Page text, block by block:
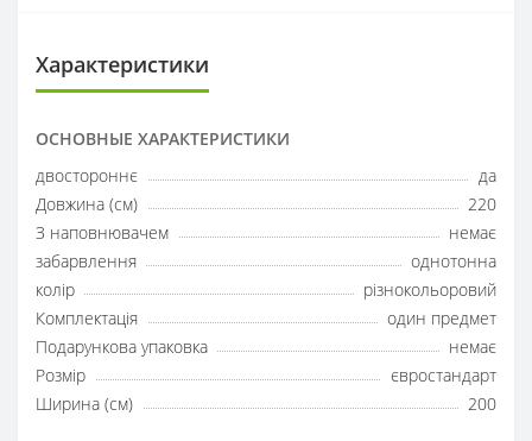
Характеристики
ОСНОВНЫЕ ХАРАКТЕРИСТИКИ
двостороннє
да
Довжина (см)
220
З наповнювачем
немає
забарвлення
однотонна
колір
різнокольоровий
Комплектація
один предмет
Подарункова упаковка
немає
Розмір
євростандарт
Ширина (см)
200